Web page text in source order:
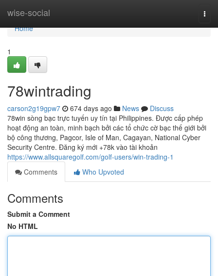
wise-social
Home
Home
1
78wintrading
carson2g19gpw7 674 days ago News
Discuss
78win sòng bạc trực tuyến uy tín tại Philippines. Được cấp phép
hoạt động an toàn, minh bạch bởi các tổ chức cờ bạc thế giới bởi
bộ công thương, Pagcor, Isle of Man, Cagayan, National Cyber
Security Centre. Đăng ký mới +78k vào tài khoản
https://www.allsquaregolf.com/golf-users/win-trading-1
Comments
Who Upvoted
Comments
Submit a Comment
No HTML